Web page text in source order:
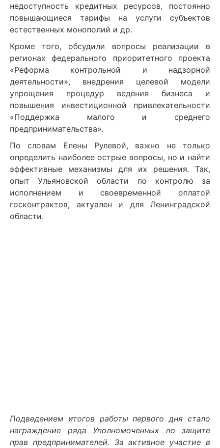
недоступность кредитных ресурсов, постоянно
повышающиеся тарифы на услуги субъектов
естественных монополий и др.
Кроме того, обсудили вопросы реализации в
регионах федерального приоритетного проекта
«Реформа контрольной и надзорной
деятельности», внедрения целевой модели
упрощения процедур ведения бизнеса и
повышения инвестиционной привлекательности
«Поддержка малого и среднего
предпринимательства».
По словам Елены Рулевой, важно не только
определить наиболее острые вопросы, но и найти
эффективные механизмы для их решения. Так,
опыт Ульяновской области по контролю за
исполнением и своевременной оплатой
госконтрактов, актуален и для Ленинградской
области.
Подведением итогов работы первого дня стало
награждение ряда Уполномоченных по защите
прав предпринимателей. За активное участие в